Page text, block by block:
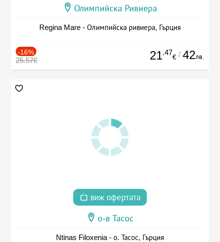
Олимпийска Ривиера
Regina Mare - Олимпийска ривиера, Гърция
-16%
25.57€ 21.47
€ / 42лв.
виж офертата
о-в Тасос
Ntinas Filoxenia - о. Тасос, Гърция